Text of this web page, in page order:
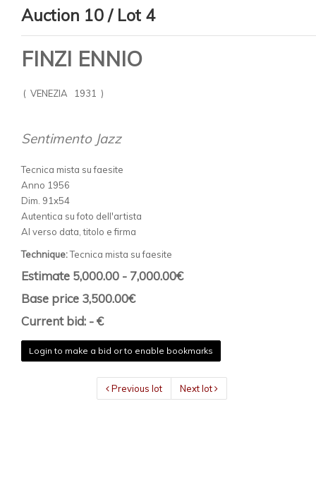
Auction 10 / Lot 4
FINZI ENNIO
( VENEZIA 1931 )
Sentimento Jazz
Tecnica mista su faesite
Anno 1956
Dim. 91x54
Autentica su foto dell'artista
Al verso data, titolo e firma
Technique:Tecnica mista su faesite
Estimate 5,000.00 - 7,000.00€
Base price 3,500.00€
Current bid: - €
Login to make a bid or to enable bookmarks
Previous lot Next lot